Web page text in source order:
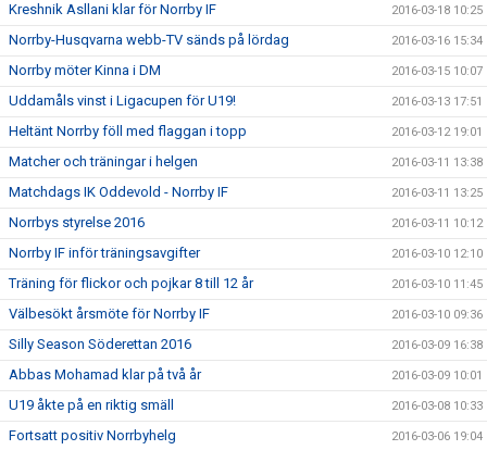
Kreshnik Asllani klar för Norrby IF 2016-03-18 10:25
Norrby-Husqvarna webb-TV sänds på lördag 2016-03-16 15:34
Norrby möter Kinna i DM 2016-03-15 10:07
Uddamåls vinst i Ligacupen för U19! 2016-03-13 17:51
Heltänt Norrby föll med flaggan i topp 2016-03-12 19:01
Matcher och träningar i helgen 2016-03-11 13:38
Matchdags IK Oddevold - Norrby IF 2016-03-11 13:25
Norrbys styrelse 2016 2016-03-11 10:12
Norrby IF inför träningsavgifter 2016-03-10 12:10
Träning för flickor och pojkar 8 till 12 år 2016-03-10 11:45
Välbesökt årsmöte för Norrby IF 2016-03-10 09:36
Silly Season Söderettan 2016 2016-03-09 16:38
Abbas Mohamad klar på två år 2016-03-09 10:01
U19 åkte på en riktig smäll 2016-03-08 10:33
Fortsatt positiv Norrbyhelg 2016-03-06 19:04